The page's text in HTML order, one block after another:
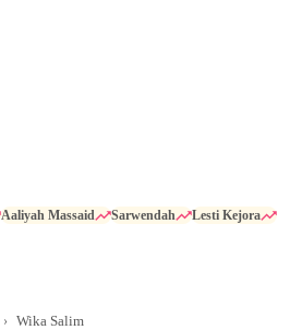
Aaliyah Massaid Sarwendah Lesti Kejora
Wika Salim